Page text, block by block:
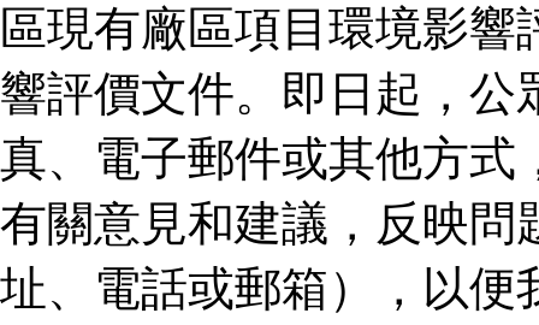
區現有廠區項目環境影
響評價文件。即日起，公
真、電子郵件或其他方式
有關意見和建議，反映問
址、電話或郵箱），以便